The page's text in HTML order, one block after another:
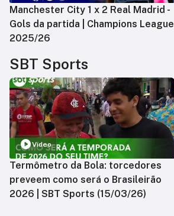
Manchester City 1 x 2 Real Madrid -
Gols da partida | Champions League
2025/26
SBT Sports
Vídeo
Termômetro da Bola: torcedores
preveem como será o Brasileirão
2026 | SBT Sports (15/03/26)